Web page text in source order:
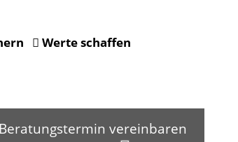
Werte schaffen
Beratungstermin vereinbaren